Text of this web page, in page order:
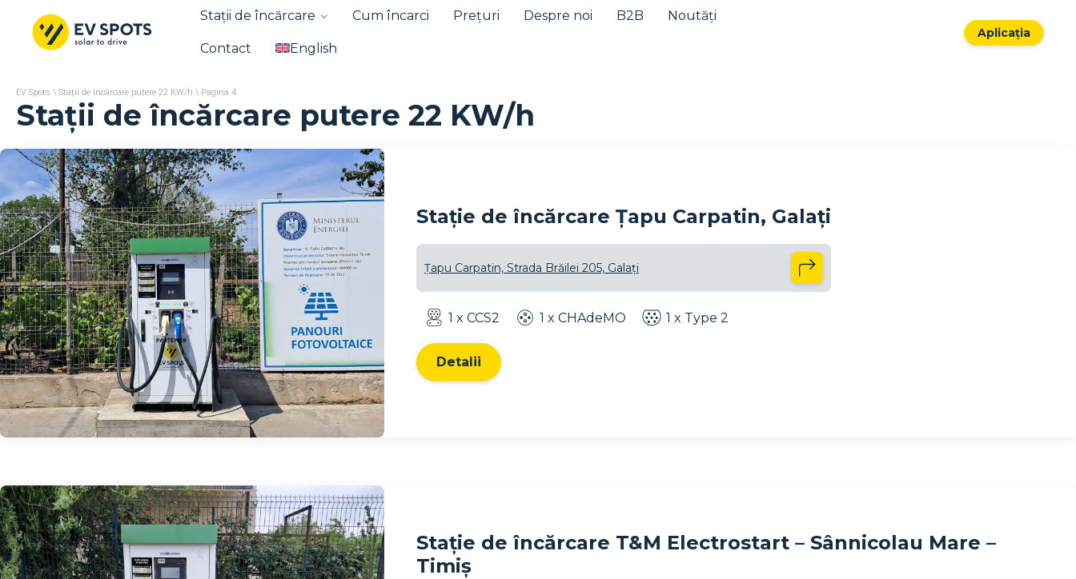
Stații de încărcare Cum încarci Prețuri Despre noi B2B Noutăți
Contact English
Aplicația
EV Spots \ Stații de încărcare putere 22 KW/h \ Pagina 4
Stații de încărcare putere 22 KW/h
Stație de încărcare Țapu Carpatin, Galați
Țapu Carpatin, Strada Brăilei 205, Galați
1 x CCS2 1 x CHAdeMO 1 x Type 2
Detalii
Stație de încărcare T&M Electrostart – Sânnicolau Mare –
Timiș